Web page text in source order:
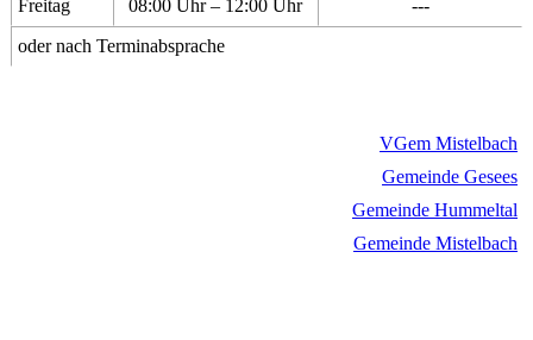
Freitag
08:00 Uhr – 12:00 Uhr
---
oder nach Terminabsprache
VGem Mistelbach
Gemeinde Gesees
Gemeinde Hummeltal
Gemeinde Mistelbach